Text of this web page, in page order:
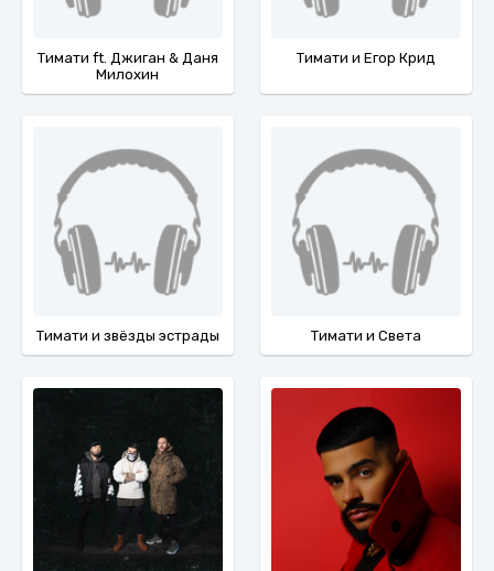
Тимати ft. Джиган & Даня
Милохин
Тимати и Егор Крид
Тимати и звёзды эстрады Тимати и Света